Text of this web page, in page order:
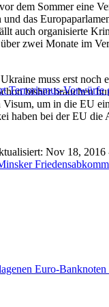
dem Sommer eine
das
auch organisierte
zwei Monate im
Terrorismus-Vorwürfe
muss erst noch
bisher brauchen
Visum, um in die EU
haben bei der EU die
Nov 18, 2016
Euro-